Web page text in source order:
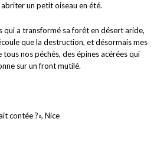
un petit oiseau en été.
qui a transformé sa forêt en désert aride,
que la destruction, et désormais mes
nos péchés, des épines acérées qui
sur un front mutilé.
contée ?», Nice